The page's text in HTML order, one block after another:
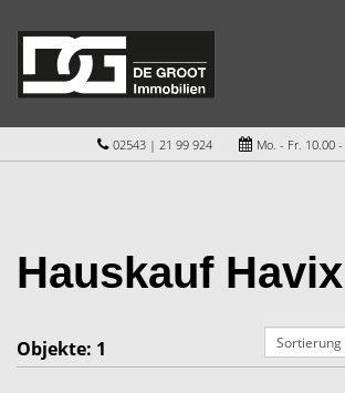
02543 | 21 99 924 Mo. - Fr. 10.00
Hauskauf
Objekte: 1